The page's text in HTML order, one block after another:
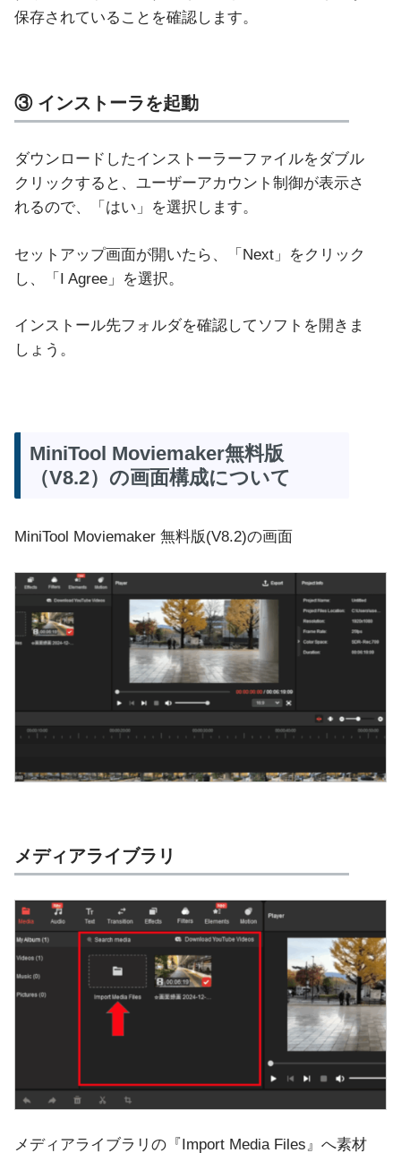
保存されていることを確認します。
③ インストーラを起動
ダウンロードしたインストーラーファイルをダブル
クリックすると、ユーザーアカウント制御が表示さ
れるので、「はい」を選択します。
セットアップ画面が開いたら、「Next」をクリック
し、「I Agree」を選択。
インストール先フォルダを確認してソフトを開きま
しょう。
MiniTool Moviemaker無料版
（V8.2）の画面構成について
MiniTool Moviemaker 無料版(V8.2)の画面
メディアライブラリ
メディアライブラリの『Import Media Files』へ素材